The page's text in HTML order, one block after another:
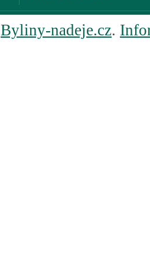
Byliny-nadeje.cz.